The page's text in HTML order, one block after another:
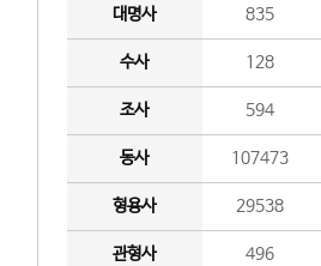
대명사 835
수사 128
조사 594
동사 107473
형용사 29538
관형사 496